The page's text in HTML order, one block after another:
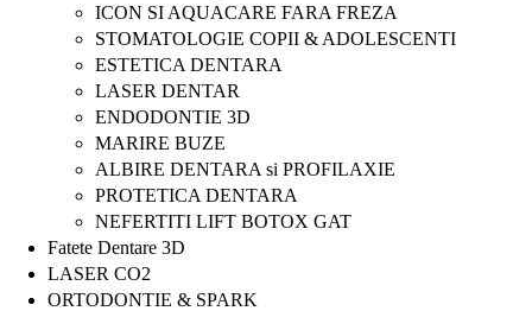
ICON SI AQUACARE FARA FREZA
STOMATOLOGIE COPII & ADOLESCENTI
ESTETICA DENTARA
LASER DENTAR
ENDODONTIE 3D
MARIRE BUZE
ALBIRE DENTARA si PROFILAXIE
PROTETICA DENTARA
NEFERTITI LIFT BOTOX GAT
Fatete Dentare 3D
LASER CO2
ORTODONTIE & SPARK